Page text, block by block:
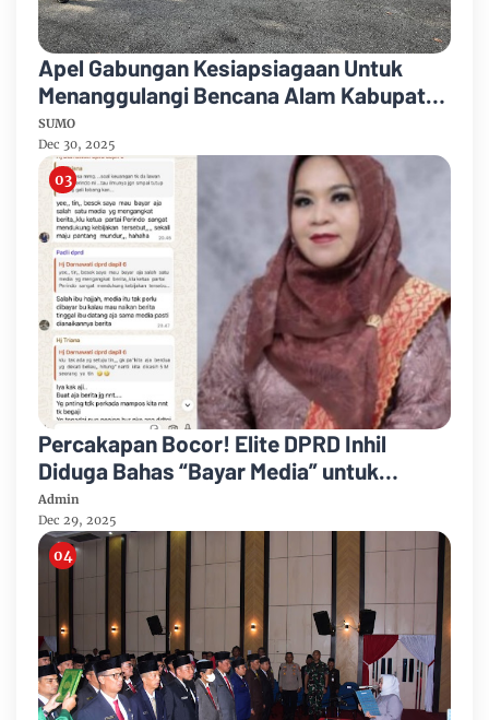
Apel Gabungan Kesiapsiagaan Untuk
Menanggulangi Bencana Alam Kabupaten
Bengkalis
SUMO
Dec 30, 2025
Percakapan Bocor! Elite DPRD Inhil
Diduga Bahas “Bayar Media” untuk
Dukung Kebijakan
Admin
Dec 29, 2025